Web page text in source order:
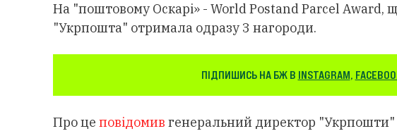
На "поштовому Оскарі» - World Postand Parcel Award,
"Укрпошта" отримала одразу 3 нагороди.
ПІДПИШИСЬ НА БЖ В INSTAGRAM,
Про це повідомив генеральний директор "Укрпошти"